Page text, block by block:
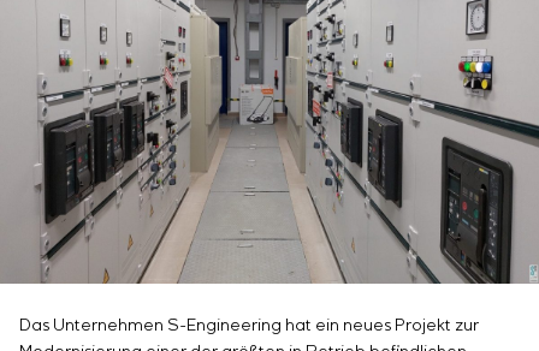
Inbetriebnahme und Schulung des
Kundenpersonals
Projektmanagement
Outsourcing
Beratungsdienstleistungen
Individuelle Entwicklung und Prüfung mit
anschließender Zertifizierung von
Schaltschrankanlagen mit besonderen
Anforderungen an Zuverlässigkeit, Qualität und
Betriebsbedingungen
Steuerungsobjekten
Chemische Industrie
Zementindustrie
Sivacon S8
Simoprime
Lokale Filter
Schrankfilter
Schieberabsperrungen
Übergangsklappen
Stellenangebote
Praktikum
Veteranen
KONTAKTE
Das Unternehmen S-Engineering hat ein neues Projekt zur